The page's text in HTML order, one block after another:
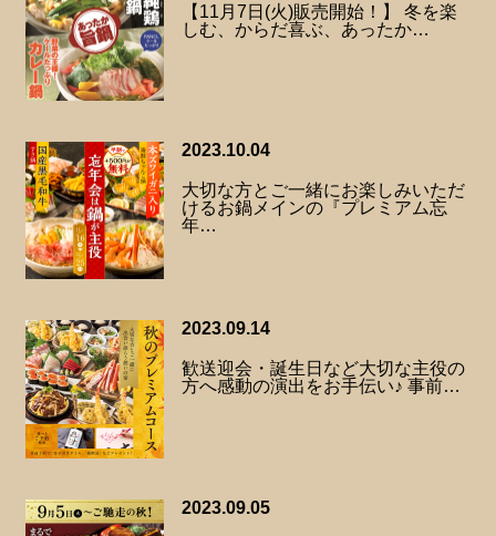
【11月7日(火)販売開始！】 冬を楽
しむ、からだ喜ぶ、あったか…
2023.10.04
大切な方とご一緒にお楽しみいただ
けるお鍋メインの『プレミアム忘
年…
2023.09.14
歓送迎会・誕生日など大切な主役の
方へ感動の演出をお手伝い♪ 事前…
2023.09.05